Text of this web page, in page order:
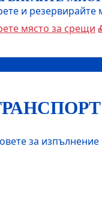
и резервирайте
място за срещи
за